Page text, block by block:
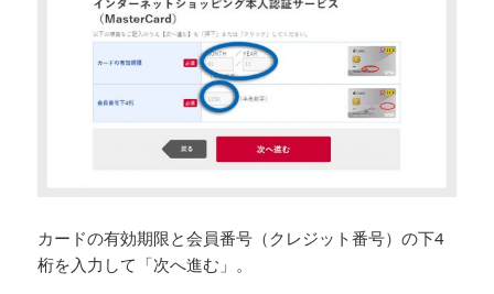
カードの有効期限と会員番号（クレジット番号）の下4
桁を入力して「次へ進む」。